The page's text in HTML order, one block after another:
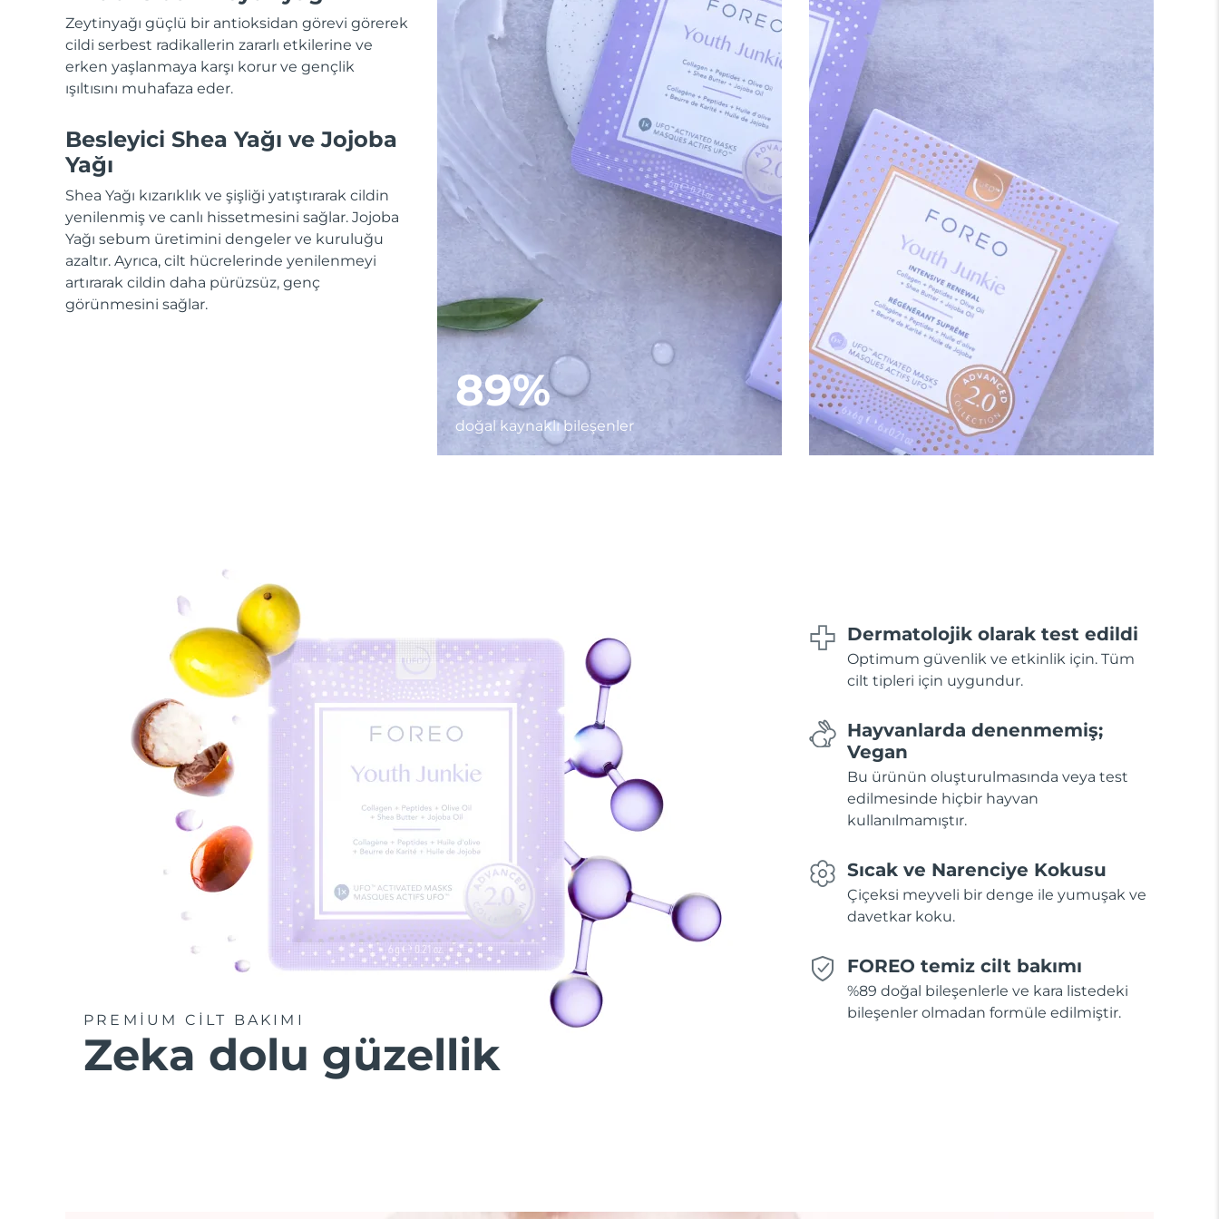
Zeytinyağı güçlü bir antioksidan görevi görerek
cildi serbest radikallerin zararlı etkilerine ve
erken yaşlanmaya karşı korur ve gençlik
ışıltısını muhafaza eder.
Besleyici Shea Yağı ve Jojoba
Yağı
Shea Yağı kızarıklık ve şişliği yatıştırarak cildin
yenilenmiş ve canlı hissetmesini sağlar. Jojoba
Yağı sebum üretimini dengeler ve kuruluğu
azaltır. Ayrıca, cilt hücrelerinde yenilenmeyi
artırarak cildin daha pürüzsüz, genç
görünmesini sağlar.
89%
doğal kaynaklı bileşenler
PREMİUM CİLT BAKIMI
Zeka dolu güzellik
Dermatolojik olarak test edildi
Optimum güvenlik ve etkinlik için. Tüm
cilt tipleri için uygundur.
Hayvanlarda denenmemiş;
Vegan
Bu ürünün oluşturulmasında veya test
edilmesinde hiçbir hayvan
kullanılmamıştır.
Sıcak ve Narenciye Kokusu
Çiçeksi meyveli bir denge ile yumuşak ve
davetkar koku.
FOREO temiz cilt bakımı
%89 doğal bileşenlerle ve kara listedeki
bileşenler olmadan formüle edilmiştir.
All acne treatment devices
All revitalizing eye massagers
KIWI™ cilt bakımı
Advanced pore care essentials
Serum
For healthy hair
issa™ Teeth Whitening Gel
18% PAP
Kozmetik ürünleri
Erkekler
Tüm Ürünler
FOREO APP
HAKKINDA